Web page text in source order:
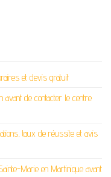
et devis gratuit
de contacter le centre
taux de réussite et avis
Marie en Martinique avant